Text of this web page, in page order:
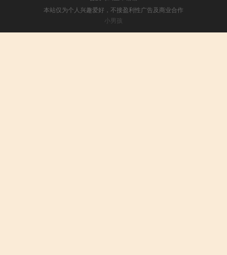
本站仅为个人兴趣爱好，不接盈利性广告及商业合作
小男孩